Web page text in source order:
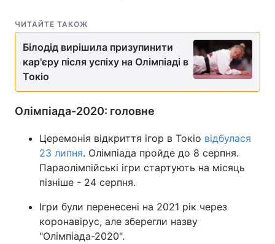
ЧИТАЙТЕ ТАКОЖ
Білодід вирішила призупинити
кар'єру після успіху на Олімпіаді в
Токіо
Олімпіада-2020: головне
Церемонія відкриття ігор в Токіо відбулася
23 липня. Олімпіада пройде до 8 серпня.
Параолімпійські ігри стартують на місяць
пізніше - 24 серпня.
Ігри були перенесені на 2021 рік через
коронавірус, але зберегли назву
"Олімпіада-2020".